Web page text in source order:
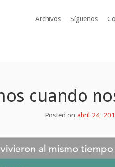
Archivos Síguenos
cuando
Posted on abril 24,